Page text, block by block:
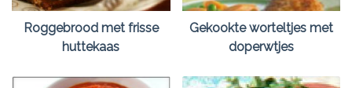
Roggebrood met frisse
huttekaas
Gekookte worteltjes met
doperwtjes